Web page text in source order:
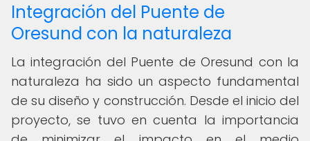
Integración del Puente de
Oresund con la naturaleza
La integración del Puente de Oresund con la
naturaleza ha sido un aspecto fundamental
de su diseño y construcción. Desde el inicio del
proyecto, se tuvo en cuenta la importancia